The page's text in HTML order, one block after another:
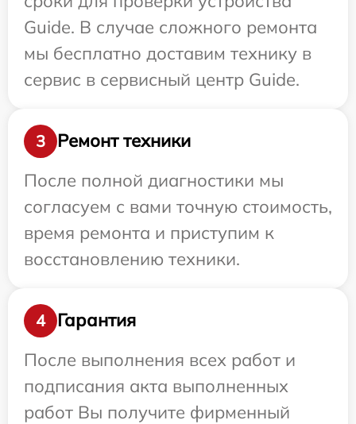
Guide. В случае сложного ремонта
мы бесплатно доставим технику в
сервис в сервисный центр Guide.
3
Ремонт техники
После полной диагностики мы
согласуем с вами точную стоимость,
время ремонта и приступим к
восстановлению техники.
4
Гарантия
После выполнения всех работ и
подписания акта выполненных
работ Вы получите фирменный